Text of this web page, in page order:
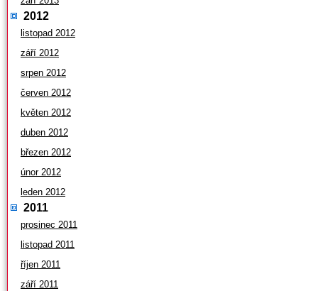
2012
listopad 2012
září 2012
srpen 2012
červen 2012
květen 2012
duben 2012
březen 2012
únor 2012
leden 2012
2011
prosinec 2011
listopad 2011
říjen 2011
září 2011